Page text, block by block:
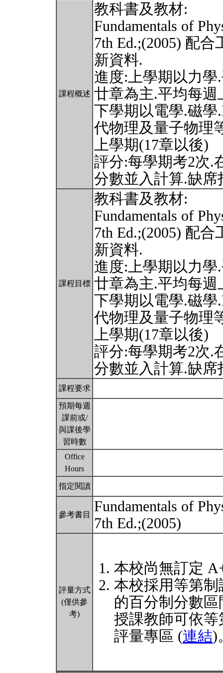
課程概述
教科書及教材:
Fundamentals of
7th Ed.;(2005) 配
新資料.
進度:上學期以力
廿章為主.平均每週
下學期以電學.磁學
代物理及量子物理
上學期(17章以後)
評分:每學期考2次.
分數並入計算.缺
課程目標
教科書及教材:
Fundamentals of
7th Ed.;(2005) 配
新資料.
進度:上學期以力
廿章為主.平均每週
下學期以電學.磁學
代物理及量子物理
上學期(17章以後)
評分:每學期考2次.
分數並入計算.缺
課程要求
預期每週
課前或/
與課後學
習時數
Office
Hours
指定閱讀
參考書目
Fundamentals of
7th Ed.;(2005)
評量方式
(僅供參
考)
本校尚無訂定
本校採用等第
的百分制分數
授課教師可依
評量專區 (連結)